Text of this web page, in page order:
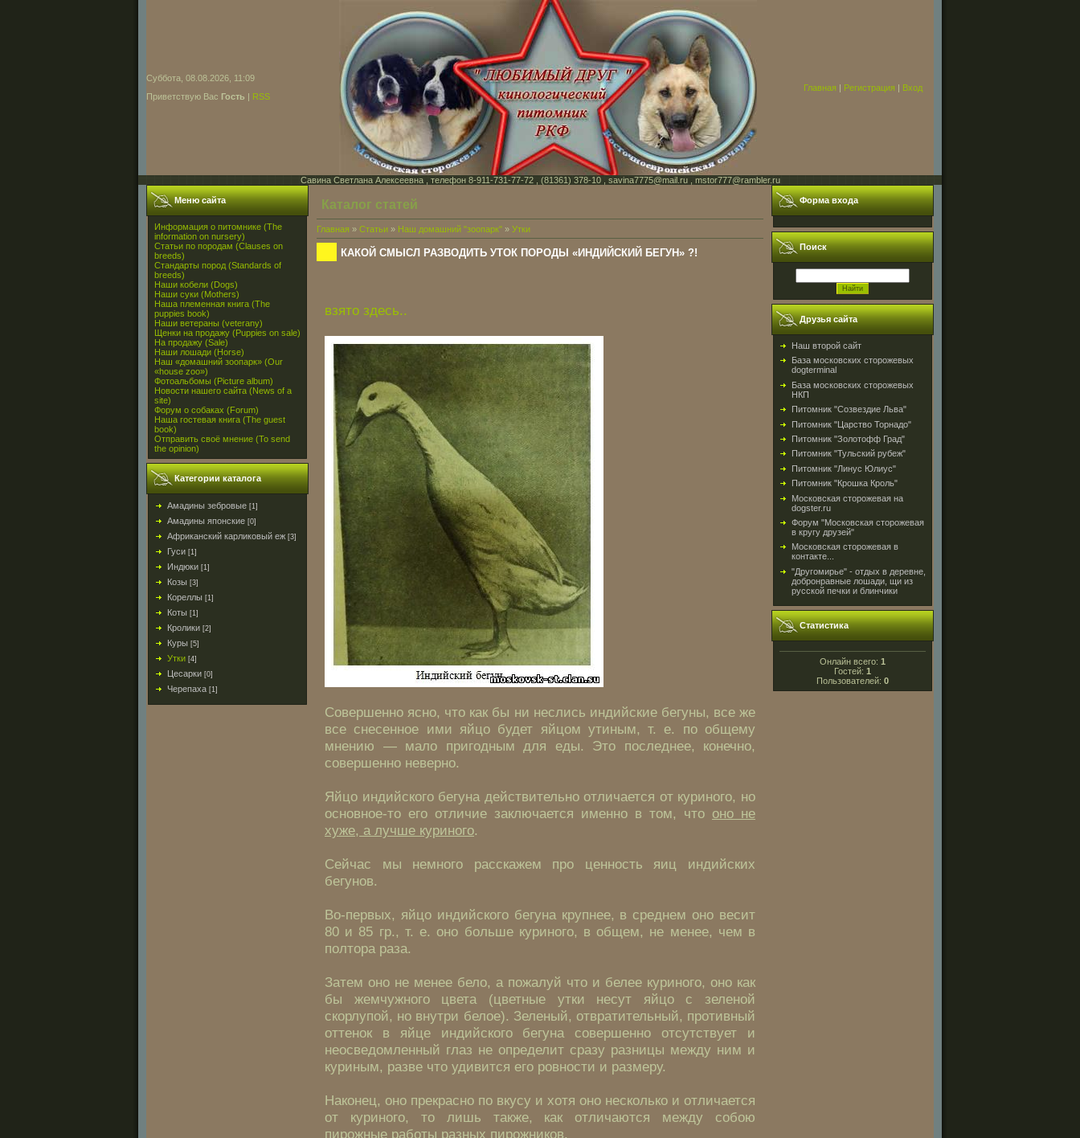
Суббота, 08.08.2026, 11:09
Приветствую Вас Гость | RSS
Главная | Регистрация | Вход
Савина Светлана Алексеевна , телефон 8-911-731-77-72 , (81361) 378-10 , savina7775@mail.ru , mstor777@rambler.ru
Меню сайта
Информация о питомнике (The
information on nursery)
Статьи по породам (Clauses on
breeds)
Стандарты пород (Standards of
breeds)
Наши кобели (Dogs)
Наши суки (Mothers)
Наша племенная книга (The
puppies book)
Наши ветераны (veterany)
Щенки на продажу (Puppies on sale)
На продажу (Sale)
Наши лошади (Horse)
Наш «домашний зоопарк» (Our
«house zoo»)
Фотоальбомы (Picture album)
Новости нашего сайта (News of a
site)
Форум о собаках (Forum)
Наша гостевая книга (The guest
book)
Отправить своё мнение (To send
the opinion)
Категории каталога
Амадины зебровые [1]
Амадины японские [0]
Африканский карликовый еж [3]
Гуси [1]
Индюки [1]
Козы [3]
Кореллы [1]
Коты [1]
Кролики [2]
Куры [5]
Утки [4]
Цесарки [0]
Черепаха [1]
Каталог статей
Главная » Статьи » Наш домашний "зоопарк" » Утки
КАКОЙ СМЫСЛ РАЗВОДИТЬ УТОК ПОРОДЫ «ИНДИЙСКИЙ БЕГУН» ?!
взято здесь..
Совершенно ясно, что как бы ни неслись индийские бегуны, все же
все снесенное ими яйцо будет яйцом утиным, т. е. по общему
мнению — мало пригодным для еды. Это последнее, конечно,
совершенно неверно.
Яйцо индийского бегуна действительно отличается от куриного, но
основное-то его отличие заключается именно в том, что оно не
хуже, а лучше куриного.
Сейчас мы немного расскажем про ценность яиц индийских
бегунов.
Во-первых, яйцо индийского бегуна крупнее, в среднем оно весит
80 и 85 гр., т. е. оно больше куриного, в общем, не менее, чем в
полтора раза.
Затем оно не менее бело, а пожалуй что и белее куриного, оно как
бы жемчужного цвета (цветные утки несут яйцо с зеленой
скорлупой, но внутри белое). Зеленый, отвратительный, противный
оттенок в яйце индийского бегуна совершенно отсутствует и
неосведомленный глаз не определит сразу разницы между ним и
куриным, разве что удивится его ровности и размеру.
Наконец, оно прекрасно по вкусу и хотя оно несколько и отличается
от куриного, то лишь также, как отличаются между собою
пирожные работы разных пирожников.
Форма входа
Поиск
Друзья сайта
Наш второй сайт
База московских сторожевых
dogterminal
База московских сторожевых
НКП
Питомник "Созвездие Льва"
Питомник "Царство Торнадо"
Питомник "Золотофф Град"
Питомник "Тульский рубеж"
Питомник "Линус Юлиус"
Питомник "Крошка Кроль"
Московская сторожевая на
dogster.ru
Форум "Московская сторожевая
в кругу друзей"
Московская сторожевая в
контакте...
"Другомирье" - отдых в деревне,
добронравные лошади, щи из
русской печки и блинчики
Статистика
Онлайн всего: 1
Гостей: 1
Пользователей: 0